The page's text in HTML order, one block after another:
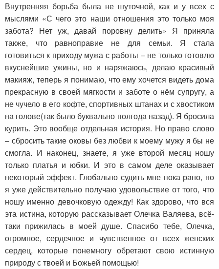
Внутренняя борьба была не шуточной, как и у всех с
мыслями «С чего это наши отношения это только моя
забота? Нет уж, давай поровну делить» Я приняла
также, что равноправие не для семьи. Я стала
готовиться к приходу мужа с работы – не только готовлю
вкуснейшие ужины, но и наряжаюсь, делаю красивый
макияж, теперь я понимаю, что ему хочется видеть дома
прекрасную в своей мягкости и заботе о нём супругу, а
не чучело в его кофте, спортивных штанах и с хвостиком
на голове(так было буквально полгода назад). Я бросила
курить. Это вообще отдельная история. Но право слово
– сбросить такие оковы без любви к моему мужу я бы не
смогла. И наконец, знаете, я уже второй месяц ношу
только платья и юбки. И это в самом деле оказывает
некоторый эффект. Глобально судить мне пока рано, но
я уже действительно получаю удовольствие от того, что
ношу именно девочковую одежду! Как здорово, что вся
эта истина, которую рассказывает Олечка Валяева, всё-
таки прижилась в моей душе. Спасибо тебе, Олечка,
огромное, сердечное и чувственное от всех женских
сердец, которые понемногу обретают свою истинную
природу с твоей и Божьей помощью!